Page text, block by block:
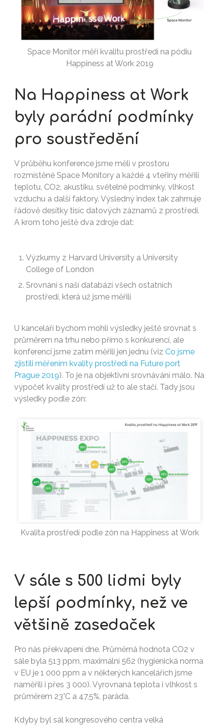
Space Monitor měří kvalitu prostředí na pódiu
Happiness at Work 2019
Na Happiness at Work
byly parádní podmínky
pro soustředění
V průběhu konference jsme měli v prostoru
rozmístěné Space Monitory a každé 4 vteřiny měřili
teplotu, CO2, akustiku, světelné podmínky, vlhkost
vzduchu a další faktory. Výsledný index tak zahrnuje
řádově desítky tisíc datových záznamů z prostředí.
A krom toho ještě dva zdroje dat:
Výzkumy z Harvard University a University
College of London
Srovnání s naší databází všech ostatních
prostředí, která už jsme měřili
U kanceláří bychom mohli výsledky ještě srovnat s
průměrem na trhu nebo přímo s konkurencí, ale
konferenci jsme zatím měřili jen jednu (vizCo jsme
zjistili měřením kvality prostředí na Future port
Prague 2019). To je na objektivní srovnávání málo. Na
výpočet kvality prostředí už to ale stačí. Tady jsou
výsledky podle zón:
Kvalita prostředí podle zón na Happiness at Work
V sále s 500 lidmi byly
lepší podmínky, než ve
většině zasedaček
Pro nás překvapení dne. Průměrná hodnota CO2 v
sále byla 513 ppm, maximální 562 (hygienická norma
v EU je 1 000 ppm a v některých kancelářích jsme
naměřili i přes 3 000). Vyrovnaná teplota i vlhkost s
průměrem 23°C a 47,5%, paráda.
Kdyby byl sál kongresového centra velká